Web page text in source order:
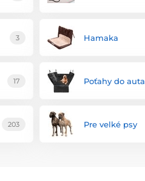
3 Hamaka
17 Poťahy do auta
203 Pre velké psy